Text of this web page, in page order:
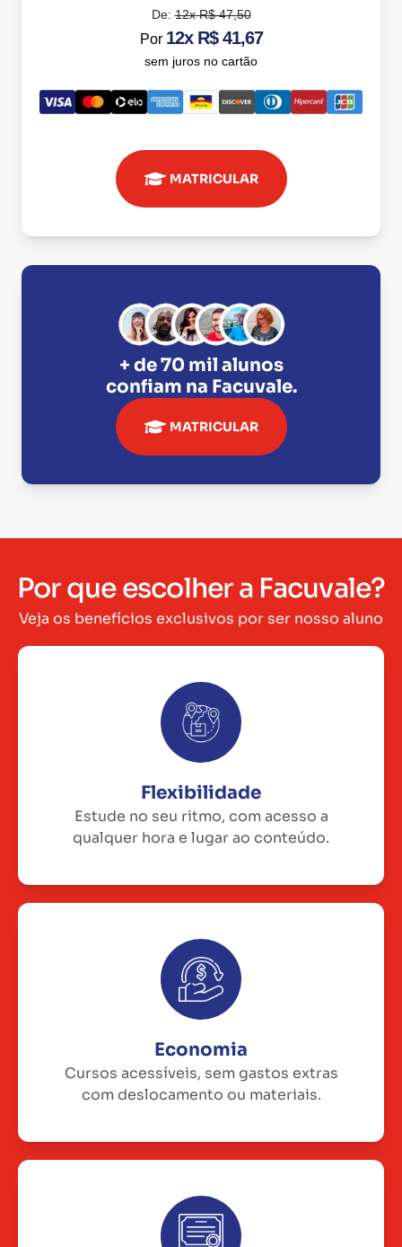
De:12x R$ 47,50
Por 12x R$ 41,67
sem juros no cartão
MATRICULAR
+ de 70 mil alunos
confiam na Facuvale.
MATRICULAR
Por que escolher a Facuvale?
Veja os benefícios exclusivos por ser nosso aluno
Flexibilidade
Estude no seu ritmo, com acesso a
qualquer hora e lugar ao conteúdo.
Economia
Cursos acessíveis, sem gastos extras
com deslocamento ou materiais.